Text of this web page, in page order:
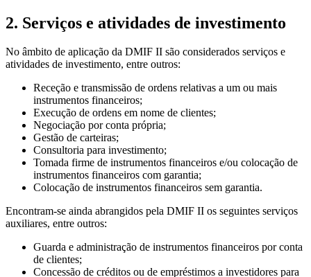
2. Serviços e atividades de investimento
No âmbito de aplicação da DMIF II são considerados serviços e
atividades de investimento, entre outros:
Receção e transmissão de ordens relativas a um ou mais
instrumentos financeiros;
Execução de ordens em nome de clientes;
Negociação por conta própria;
Gestão de carteiras;
Consultoria para investimento;
Tomada firme de instrumentos financeiros e/ou colocação de
instrumentos financeiros com garantia;
Colocação de instrumentos financeiros sem garantia.
Encontram-se ainda abrangidos pela DMIF II os seguintes serviços
auxiliares, entre outros:
Guarda e administração de instrumentos financeiros por conta
de clientes;
Concessão de créditos ou de empréstimos a investidores para